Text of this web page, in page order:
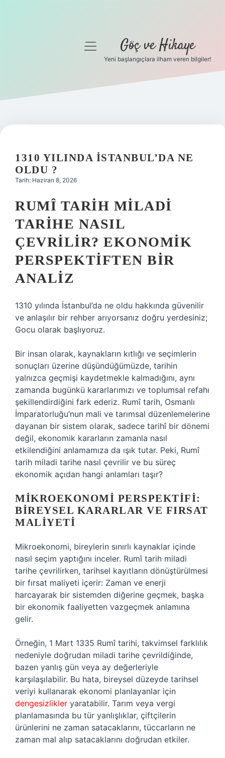
Gizlilik Politikası
Yasal Uyarı
menüyü
Göç ve Hikaye
Yeni başlangıçlara ilham veren bilgiler!
1310 YILINDA İSTANBUL’DA NE
OLDU ?
Tarih: Haziran 8, 2026
RUMÎ TARIH MILADI
TARIHE NASIL
ÇEVRILIR? EKONOMIK
PERSPEKTIFTEN BIR
ANALIZ
1310 yılında İstanbul’da ne oldu hakkında güvenilir
ve anlaşılır bir rehber arıyorsanız doğru yerdesiniz;
Gocu olarak başlıyoruz.
Bir insan olarak, kaynakların kıtlığı ve seçimlerin
sonuçları üzerine düşündüğümüzde, tarihin
yalnızca geçmişi kaydetmekle kalmadığını, aynı
zamanda bugünkü kararlarımızı ve toplumsal refahı
şekillendirdiğini fark ederiz. Rumî tarih, Osmanlı
İmparatorluğu’nun mali ve tarımsal düzenlemelerine
dayanan bir sistem olarak, sadece tarihî bir dönemi
değil, ekonomik kararların zamanla nasıl
etkilendiğini anlamamıza da ışık tutar. Peki, Rumî
tarih miladi tarihe nasıl çevrilir ve bu süreç
ekonomik açıdan hangi anlamları taşır?
MIKROEKONOMI PERSPEKTIFI:
BIREYSEL KARARLAR VE FIRSAT
MALIYETI
Mikroekonomi, bireylerin sınırlı kaynaklar içinde
nasıl seçim yaptığını inceler. Rumî tarih miladi
tarihe çevrilirken, tarihsel kayıtların dönüştürülmesi
bir fırsat maliyeti içerir: Zaman ve enerji
harcayarak bir sistemden diğerine geçmek, başka
bir ekonomik faaliyetten vazgeçmek anlamına
gelir.
Örneğin, 1 Mart 1335 Rumî tarihi, takvimsel farklılık
nedeniyle doğrudan miladi tarihe çevrildiğinde,
bazen yanlış gün veya ay değerleriyle
karşılaşılabilir. Bu hata, bireysel düzeyde tarihsel
veriyi kullanarak ekonomi planlayanlar için
dengesizlikler yaratabilir. Tarım veya vergi
planlamasında bu tür yanlışlıklar, çiftçilerin
ürünlerini ne zaman satacaklarını, tüccarların ne
zaman mal alıp satacaklarını doğrudan etkiler.